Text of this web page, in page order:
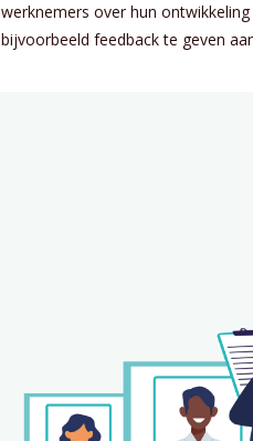
werknemers over hun
bijvoorbeeld feedback te geven